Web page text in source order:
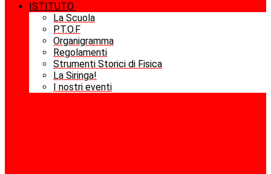
ISTITUTO
La Scuola
P.T.O.F
Organigramma
Regolamenti
Strumenti Storici di Fisica
La Siringa!
I nostri eventi